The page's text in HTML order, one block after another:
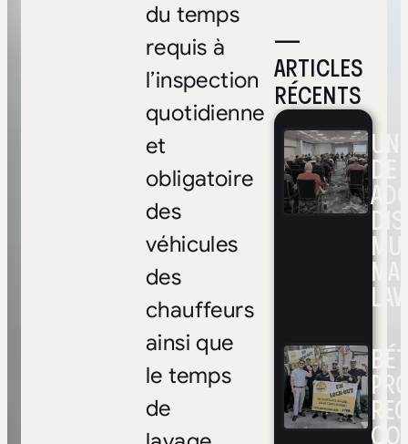
—
ARTICLES
RÉCENTS
DE
du temps
requis à
l’inspection
quotidienne
et
obligatoire
des
véhicules
des
chauffeurs
ainsi que
le temps
de